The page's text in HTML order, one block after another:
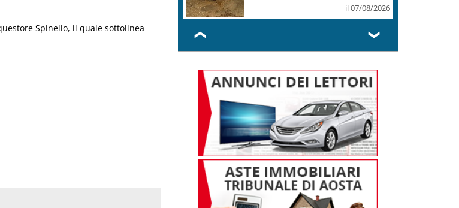
Spinello, il quale sottolinea
il 07/08/2026
❮ ❯